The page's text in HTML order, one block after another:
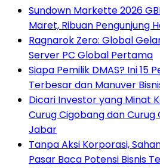
Sundown Markette 2026
Maret, Ribuan Pengunjung
Ragnarok Zero: Global
Server PC Global Pertama
Siapa Pemilik DMAS? Ini 15
Terbesar dan Manuver
Dicari Investor yang Minat
Curug Cigobang dan Curug
Jabar
Tanpa Aksi Korporasi,
Pasar Baca Potensi Bisnis